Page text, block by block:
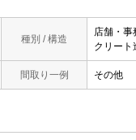
種別 / 構造
店舗・事
クリート
間取り一例 その他